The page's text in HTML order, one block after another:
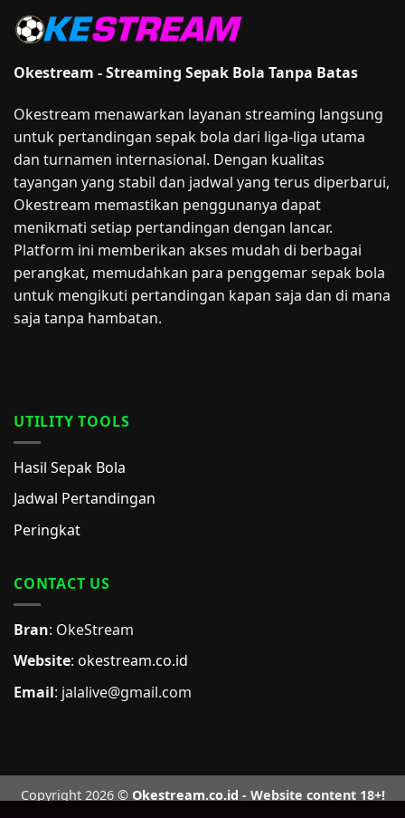
Okestream - Streaming Sepak Bola Tanpa Batas
Okestream menawarkan layanan streaming langsung
untuk pertandingan sepak bola dari liga-liga utama
dan turnamen internasional. Dengan kualitas
tayangan yang stabil dan jadwal yang terus diperbarui,
Okestream memastikan penggunanya dapat
menikmati setiap pertandingan dengan lancar.
Platform ini memberikan akses mudah di berbagai
perangkat, memudahkan para penggemar sepak bola
untuk mengikuti pertandingan kapan saja dan di mana
saja tanpa hambatan.
UTILITY TOOLS
Hasil Sepak Bola
Jadwal Pertandingan
Peringkat
CONTACT US
Bran: OkeStream
Website: okestream.co.id
Email: jalalive@gmail.com
Copyright 2026 © Okestream.co.id - Website content 18+!